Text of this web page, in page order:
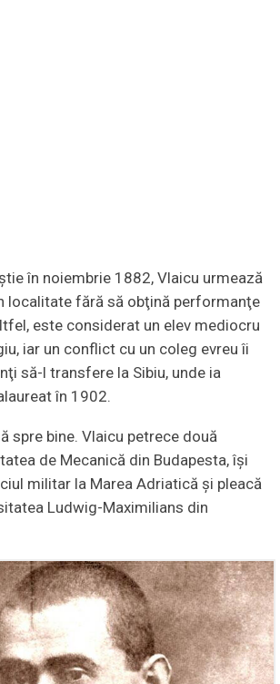
în noiembrie 1882, Vlaicu urmează
localitate fără să obţină performanţe
este considerat un elev mediocru
iar un conflict cu un coleg evreu îi
să-l transfere la Sibiu, unde ia
în 1902.
spre bine. Vlaicu petrece două
de Mecanică din Budapesta, îşi
militar la Marea Adriatică şi pleacă
Ludwig-Maximilians din